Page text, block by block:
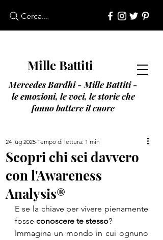
Mille Battiti
Mercedes Bardhi - Mille Battiti -
le emozioni, le voci, le storie che
fanno battere il cuore
Cerca...
Scopri chi sei davvero
con l'Awareness
Analysis®
24 lug 2025 Tempo di lettura: 1 min
E se la chiave per vivere pienamente
fosse conoscere te stesso?
Immagina un mondo in cui ognuno